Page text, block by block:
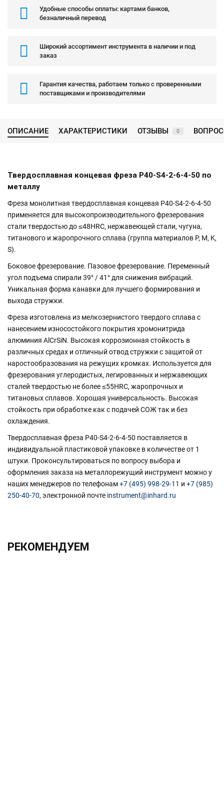
Удобные способы оплаты: картами банков,
безналичный перевод
Широкий ассортимент инструмента в наличии и под
заказ
Гарантия качества, работаем только с проверенными
поставщиками и производителями
ОПИСАНИЕ ХАРАКТЕРИСТИКИ ОТЗЫВЫ 0
Твердосплавная концевая фреза P40-S4-2-6-4-50 по
металлу
Фреза монолитная твердосплавная концевая P40-S4-2-6-4-50
применяется для высокопроизводительного фрезерования
стали твердостью до ≤48HRC, нержавеющей стали, чугуна,
титанового и жаропрочного сплава (группа материалов P, M, K,
S).
Боковое фрезерование. Пазовое фрезерование. Переменный
угол подъема спирали 39° / 41° для снижения вибраций.
Уникальная форма канавки для лучшего формирования и
выхода стружки.
Фреза изготовлена из мелкозернистого твердого сплава с
нанесением износостойкого покрытия хромонитрида
алюминия AlCrSiN. Высокая коррозионная стойкость в
различных средах и отличный отвод стружки с защитой от
наростообразования на режущих кромках. Используется для
фрезерования углеродистых, легированных и нержавеющих
сталей твердостью не более ≤55HRC, жаропрочных и
титановых сплавов. Хорошая универсальность. Высокая
стойкость при обработке как с подачей СОЖ так и без
охлаждения.
Твердосплавная фреза P40-S4-2-6-4-50 поставляется в
индивидуальной пластиковой упаковке в количестве от 1
штуки. Проконсультироваться по вопросу выбора и
оформления заказа на металлорежущий инструмент можно у
наших менеджеров по телефонам+7 (495) 998-29-11 и +7 (985)
250-40-70, электронной почте instrument@inhard.ru
РЕКОМЕНДУЕМ